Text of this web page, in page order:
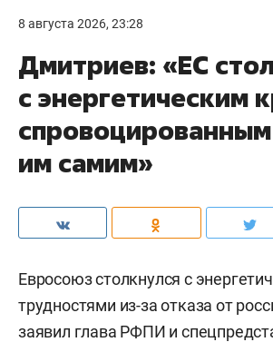
8 августа 2026, 23:28
Дмитриев: «ЕС
с энергетическим
спровоцированным
им самим»
Евросоюз столкнулся с
трудностями из-за отказа от
заявил глава РФПИ и